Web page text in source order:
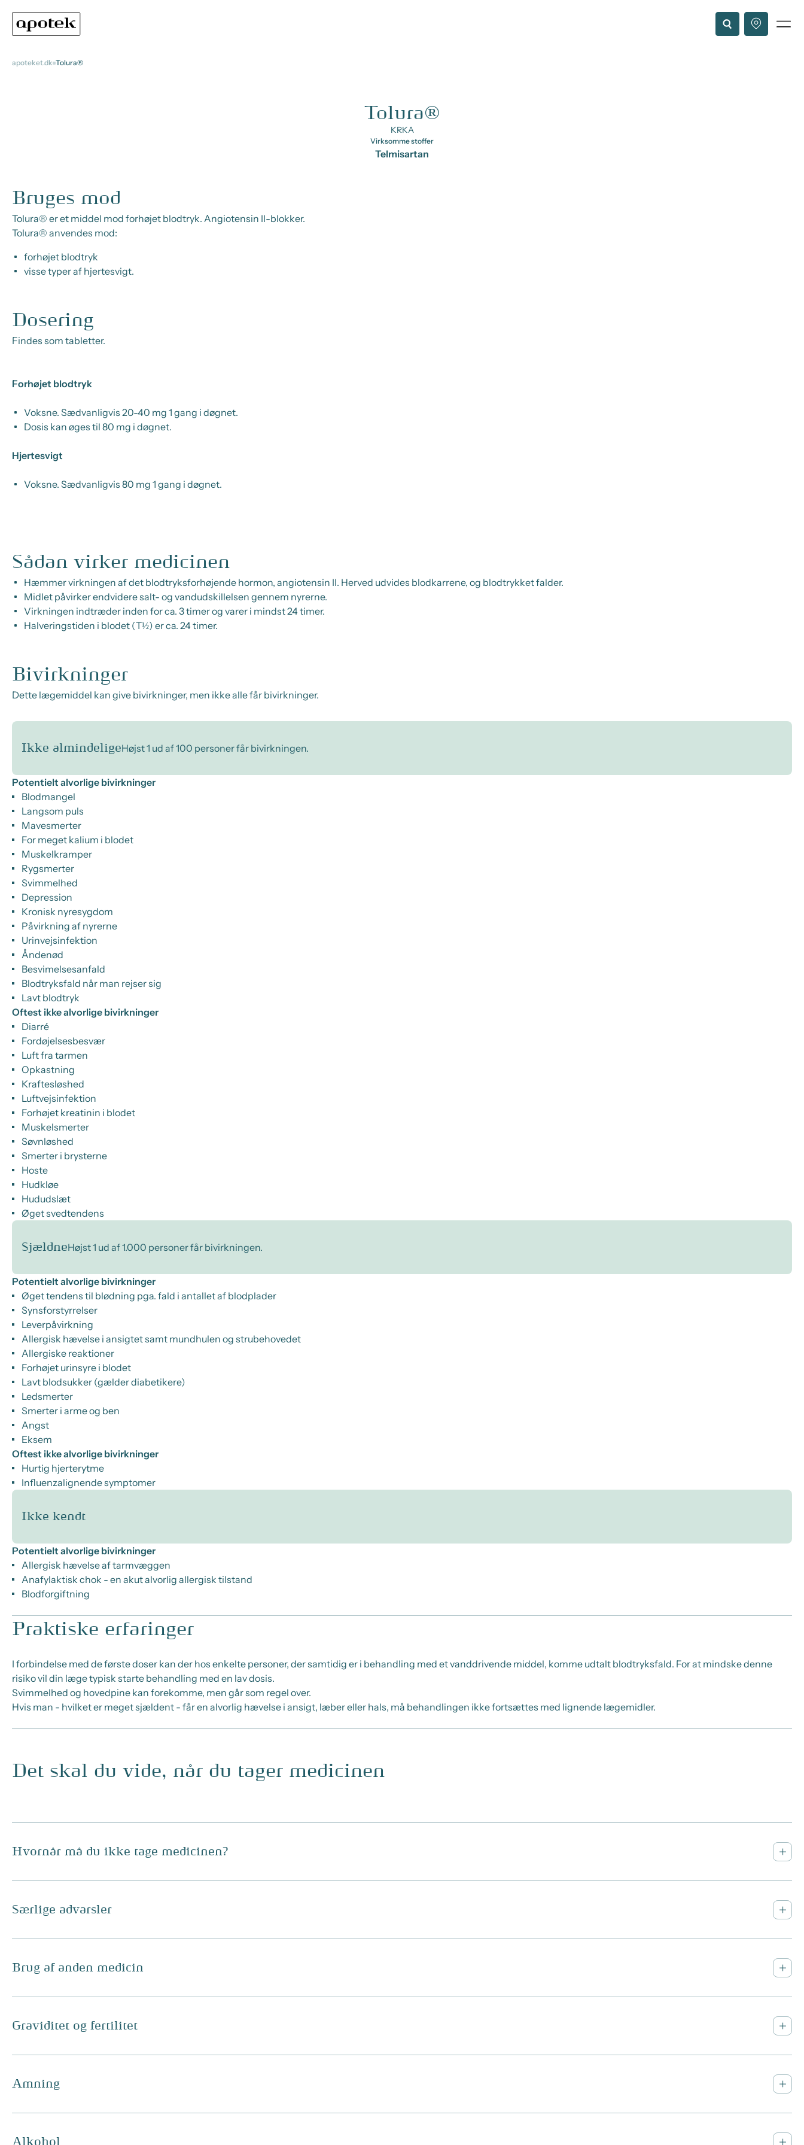
apoteket.dk Tolura®
Tolura®
KRKA
Virksomme stoffer
Telmisartan
Bruges mod
Tolura® er et middel mod forhøjet blodtryk. Angiotensin II-blokker.
Tolura® anvendes mod:
forhøjet blodtryk
visse typer af hjertesvigt.
Dosering
Findes som tabletter.
Forhøjet blodtryk
Voksne. Sædvanligvis 20-40 mg 1 gang i døgnet.
Dosis kan øges til 80 mg i døgnet.
Hjertesvigt
Voksne. Sædvanligvis 80 mg 1 gang i døgnet.
Sådan virker medicinen
Hæmmer virkningen af det blodtryksforhøjende hormon, angiotensin II. Herved udvides blodkarrene, og blodtrykket falder.
Midlet påvirker endvidere salt- og vandudskillelsen gennem nyrerne.
Virkningen indtræder inden for ca. 3 timer og varer i mindst 24 timer.
Halveringstiden i blodet (T½) er ca. 24 timer.
Bivirkninger
Dette lægemiddel kan give bivirkninger, men ikke alle får bivirkninger.
Ikke almindeligeHøjst 1 ud af 100 personer får bivirkningen.
Potentielt alvorlige bivirkninger
Blodmangel
Langsom puls
Mavesmerter
For meget kalium i blodet
Muskelkramper
Rygsmerter
Svimmelhed
Depression
Kronisk nyresygdom
Påvirkning af nyrerne
Urinvejsinfektion
Åndenød
Besvimelsesanfald
Blodtryksfald når man rejser sig
Lavt blodtryk
Oftest ikke alvorlige bivirkninger
Diarré
Fordøjelsesbesvær
Luft fra tarmen
Opkastning
Kraftesløshed
Luftvejsinfektion
Forhøjet kreatinin i blodet
Muskelsmerter
Søvnløshed
Smerter i brysterne
Hoste
Hudkløe
Hududslæt
Øget svedtendens
SjældneHøjst 1 ud af 1.000 personer får bivirkningen.
Potentielt alvorlige bivirkninger
Øget tendens til blødning pga. fald i antallet af blodplader
Synsforstyrrelser
Leverpåvirkning
Allergisk hævelse i ansigtet samt mundhulen og strubehovedet
Allergiske reaktioner
Forhøjet urinsyre i blodet
Lavt blodsukker (gælder diabetikere)
Ledsmerter
Smerter i arme og ben
Angst
Eksem
Oftest ikke alvorlige bivirkninger
Hurtig hjerterytme
Influenzalignende symptomer
Ikke kendt
Potentielt alvorlige bivirkninger
Allergisk hævelse af tarmvæggen
Anafylaktisk chok - en akut alvorlig allergisk tilstand
Blodforgiftning
Praktiske erfaringer
I forbindelse med de første doser kan der hos enkelte personer, der samtidig er i behandling med et vanddrivende middel, komme udtalt blodtryksfald. For at mindske denne
risiko vil din læge typisk starte behandling med en lav dosis.
Svimmelhed og hovedpine kan forekomme, men går som regel over.
Hvis man - hvilket er meget sjældent - får en alvorlig hævelse i ansigt, læber eller hals, må behandlingen ikke fortsættes med lignende lægemidler.
Det skal du vide, når du tager medicinen
Hvornår må du ikke tage medicinen?
Særlige advarsler
Brug af anden medicin
Graviditet og fertilitet
Amning
Alkohol